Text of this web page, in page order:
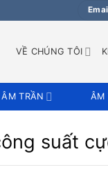
VỀ CHÚNG TÔI
TRẦN ÂM
suất